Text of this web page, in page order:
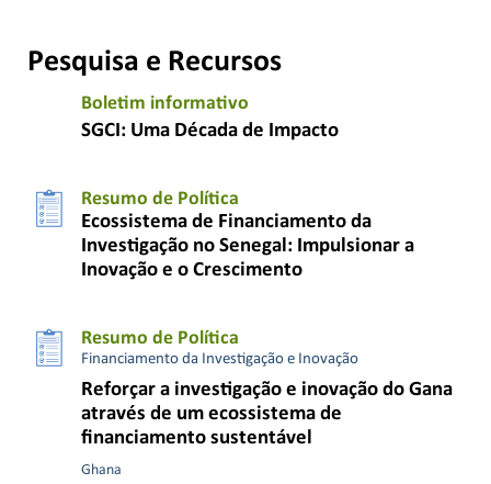
Pesquisa e Recursos
Boletim informativo
SGCI: Uma Década de Impacto
Resumo de Política
Ecossistema de Financiamento da
Investigação no Senegal: Impulsionar a
Inovação e o Crescimento
Resumo de Política
Financiamento da Investigação e Inovação
Reforçar a investigação e inovação do Gana
através de um ecossistema de
financiamento sustentável
Ghana